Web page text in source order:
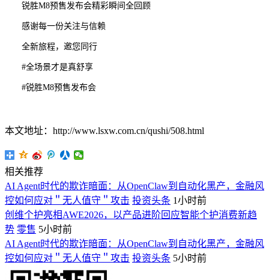
锐胜M8预售发布会精彩瞬间全回顾
感谢每一份关注与信赖
全新旅程，邀您同行
#全场景才是真舒享
#锐胜M8预售发布会
本文地址：http://www.lsxw.com.cn/qushi/508.html
相关推荐
AI Agent时代的欺诈暗面：从OpenClaw到自动化黑产，金融风
控如何应对＂无人值守＂攻击 投资头条 1小时前
创维个护亮相AWE2026，以产品进阶回应智能个护消费新趋
势 零售 5小时前
AI Agent时代的欺诈暗面：从OpenClaw到自动化黑产，金融风
控如何应对＂无人值守＂攻击 投资头条 5小时前